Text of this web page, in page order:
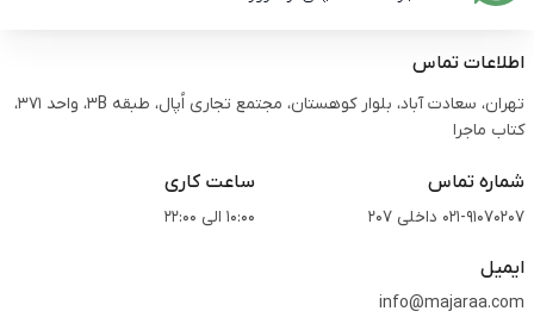
اطلاعات تماس
تهران، سعادت آباد، بلوار کوهستان، مجتمع تجاری اُپال، طبقه 3B، واحد 371،
کتاب ماجرا
شماره تماس
021-91070207 داخلی 207
ساعت کاری
10:00 الی 22:00
ایمیل
info@majaraa.com